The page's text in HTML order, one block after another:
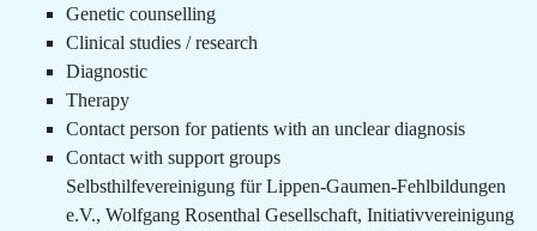
Genetic counselling
Clinical studies / research
Diagnostic
Therapy
Contact person for patients with an unclear diagnosis
Contact with support groups
Selbsthilfevereinigung für Lippen-Gaumen-Fehlbildungen
e.V., Wolfgang Rosenthal Gesellschaft, Initiativvereinigung